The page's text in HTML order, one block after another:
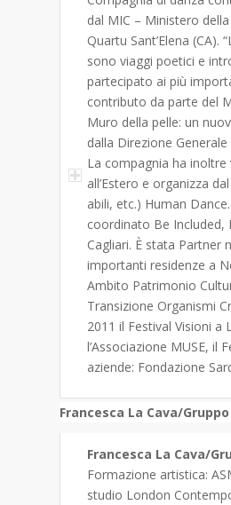
dal MIC – Ministero
Quartu Sant’Elena
sono viaggi poetici e
partecipato ai più
contributo da parte del
Muro della pelle: un
dalla Direzione
La compagnia ha inoltre
all’Estero e organizza
abili, etc.) Human
coordinato Be Included,
Cagliari. È stata Partner
importanti residenze a
Ambito Patrimonio
Transizione Organismi
2011 il Festival Visioni a
l’Associazione MUSE, il
aziende: Fondazione
Francesca La Cava/
Francesca La Cava/
Formazione artistica:
studio London